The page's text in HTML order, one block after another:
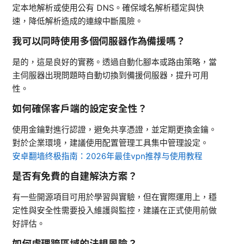
定本地解析或使用公有 DNS。確保域名解析穩定與快
速，降低解析造成的連線中斷風險。
我可以同時使用多個伺服器作為備援嗎？
是的，這是良好的實務。透過自動化腳本或路由策略，當
主伺服器出現問題時自動切換到備援伺服器，提升可用
性。
如何確保客戶端的設定安全性？
使用金鑰對進行認證，避免共享憑證，並定期更換金鑰。
對於企業環境，建議使用配置管理工具集中管理設定。
安卓翻墙终极指南：2026年最佳vpn推荐与使用教程
是否有免費的自建解決方案？
有一些開源項目可用於學習與實驗，但在實際運用上，穩
定性與安全性需要投入維護與監控，建議在正式使用前做
好評估。